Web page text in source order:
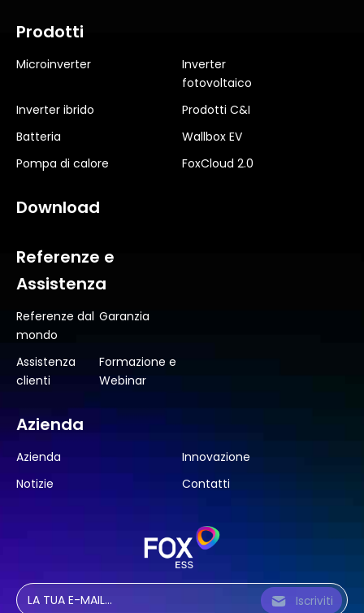
Iscriviti
Prodotti
Microinverter
Inverter
fotovoltaico
Inverter ibrido
Prodotti C&I
Batteria
Wallbox EV
Pompa di calore
FoxCloud 2.0
Download
Referenze e
Assistenza
Referenze dal
mondo
Garanzia
Assistenza
clienti
Formazione e
Webinar
Azienda
Azienda
Innovazione
Notizie
Contatti